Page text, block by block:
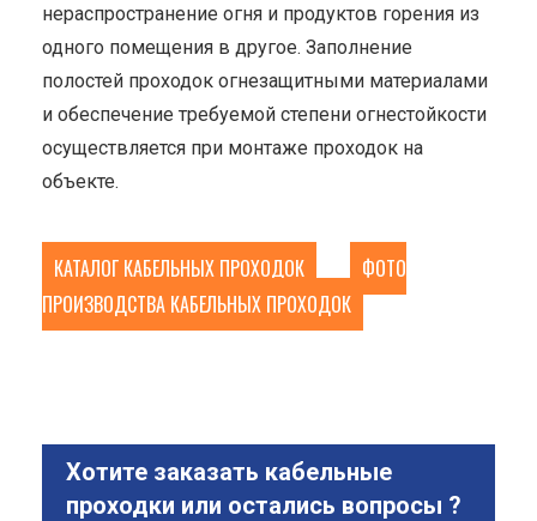
нераспространение огня и продуктов горения из
одного помещения в другое. Заполнение
полостей проходок огнезащитными материалами
и обеспечение требуемой степени огнестойкости
осуществляется при монтаже проходок на
объекте.
КАТАЛОГ КАБЕЛЬНЫХ ПРОХОДОК
ФОТО
ПРОИЗВОДСТВА КАБЕЛЬНЫХ ПРОХОДОК
Хотите заказать кабельные
проходки или остались вопросы ?